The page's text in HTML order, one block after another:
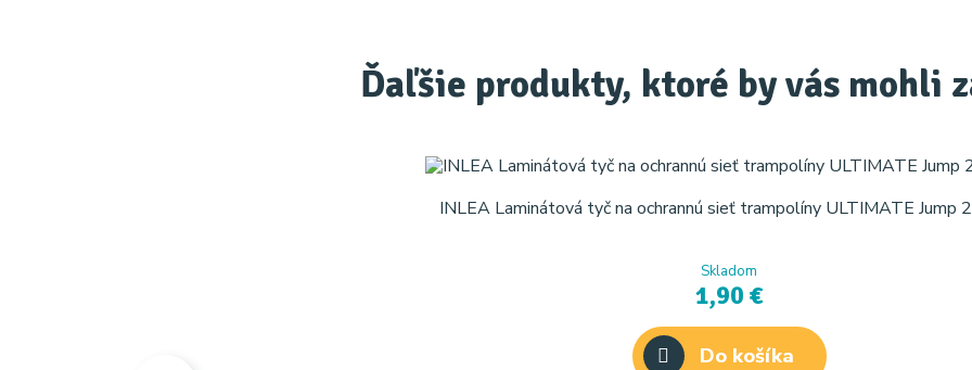
Ďaľšie produkty, ktoré by vás mohli
INLEA Laminátová tyč na ochrannú sieť trampolíny ULTIMATE Jump
Skladom
1,90 €
Do košíka